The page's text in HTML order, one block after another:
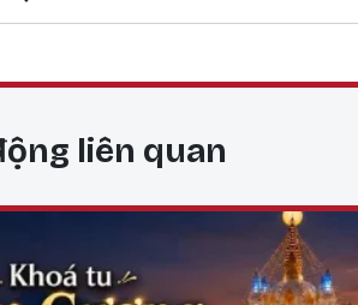
liên quan